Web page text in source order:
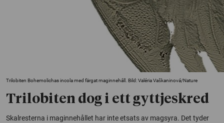
Trilobiten Bohemolichas incola med färgat maginnehåll. Bild: Valéria Vaškaninová/Nature
Trilobiten dog i ett gyttjeskred
Skalresterna i maginnehållet har inte etsats av magsyra. Det tyder